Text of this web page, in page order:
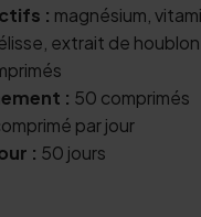
: magnésium,
extrait de houblon
: 50 comprimés
par jour
: 50 jours